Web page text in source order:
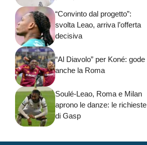
“Convinto dal progetto”:
svolta Leao, arriva l’offerta
decisiva
“Al Diavolo” per Koné: gode
anche la Roma
Soulé-Leao, Roma e Milan
aprono le danze: le richieste
di Gasp